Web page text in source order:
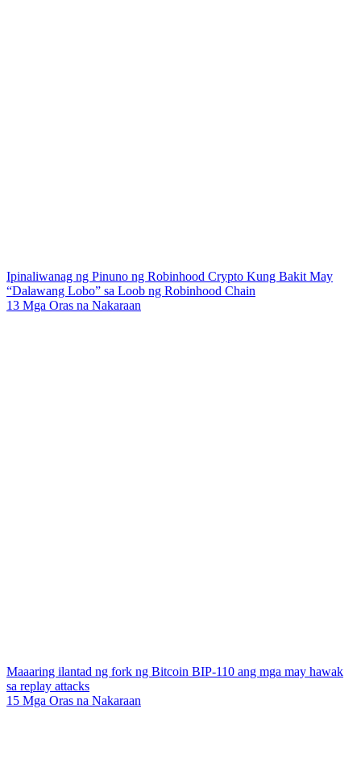
Ipinaliwanag ng Pinuno ng Robinhood Crypto Kung Bakit May
“Dalawang Lobo” sa Loob ng Robinhood Chain
13 Mga Oras na Nakaraan
Maaaring ilantad ng fork ng Bitcoin BIP-110 ang mga may hawak
sa replay attacks
15 Mga Oras na Nakaraan